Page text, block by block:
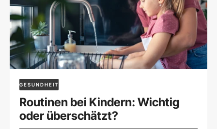
GESUNDHEIT
Routinen bei Kindern: Wichtig
oder überschätzt?